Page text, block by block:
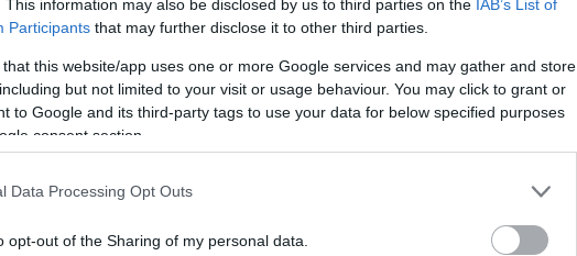
This information may also be disclosed by us to third parties on the IAB’s List of
Participants that may further disclose it to other third parties.
that this website/app uses one or more Google services and may gather and store
but not limited to your visit or usage behaviour. You may click to grant or
to Google and its third-party tags to use your data for below specified purposes
consent section.
Data Processing Opt Outs
opt-out of the Sharing of my personal data.
Tetszik
vállalható lett